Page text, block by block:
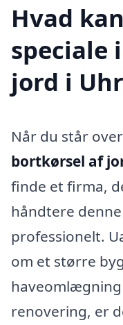
Hvad
speciale
jord i
Når du står
bortkørsel af
finde et firma,
håndtere
professionelt.
om et større
renovering, er